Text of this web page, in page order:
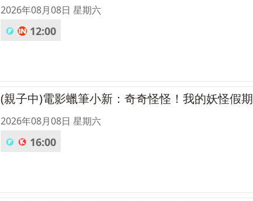
2026年08月08日 星期六
12:00
(親子中)電影蠟筆小新：奇奇怪怪！我的妖怪假期
2026年08月08日 星期六
16:00